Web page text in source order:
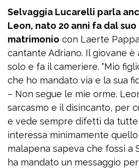
Selvaggia Lucarelli parla
Leon, nato 20 anni fa dal suo
matrimonio con Laerte
cantante Adriano. Il giovane è
solo e fa il cameriere. “Mio
che ho mandato via e la sua
– Non segue le mie orme.
sarcasmo e il disincanto, per
e vede sempre difetti da
interessa minimamente
malapena sapeva che fossi a
ha mandato un messaggio